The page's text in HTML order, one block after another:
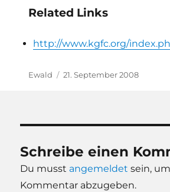
Related Links
http://www.kgfc.org/
Autor
Ewald
Veröffentlicht
21. September 2008
Schreibe einen
Du musst angemeldet sein,
Kommentar abzugeben.